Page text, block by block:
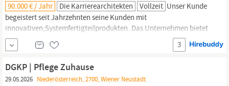
90.000 € / Jahr Die Karrierearchitekten Vollzeit Unser Kunde
begeistert seit Jahrzehnten seine Kunden mit
innovativen;Systemfertigteilprodukten. Das Unternehmen bietet
Lösungen auf höchstem;technischem Niveau für Bahn-, Straßen-,
Tunnel-, Hoch- und Industriebau. Hier;verbinden wir Sicherheit,
zwischen Produktmanagement und Vertrieb.;Ob Du gerade erst...
3
DGKP | Pflege Zuhause
29.05.2026 Niederösterreich, 2700, Wiener Neustadt